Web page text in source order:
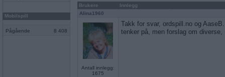
Mobilspill
Pågående 8 408
Brukere
Innlegg
Alina1960
Antall innlegg:
1675
Takk for svar, ordspill.no og
tenker på, men forslag om